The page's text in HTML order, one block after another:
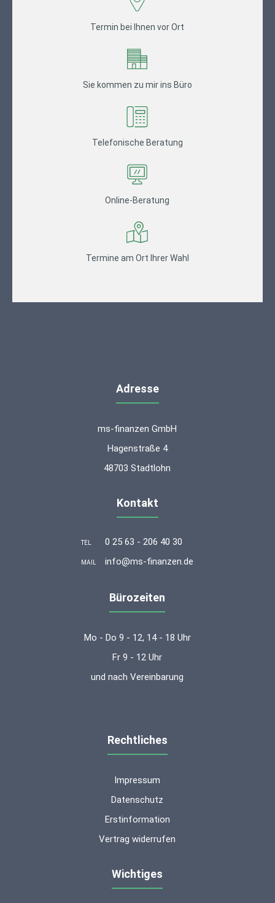
Termin bei Ihnen vor Ort
Sie kommen zu mir ins Büro
Telefonische Beratung
Online-Beratung
Termine am Ort Ihrer Wahl
Adresse
ms-finanzen GmbH
Hagenstraße 4
48703 Stadtlohn
Kontakt
TEL 0 25 63 - 206 40 30
MAIL info@ms-finanzen.de
Bürozeiten
Mo - Do 9 - 12, 14 - 18 Uhr
Fr 9 - 12 Uhr
und nach Vereinbarung
Rechtliches
Impressum
Datenschutz
Erstinformation
Vertrag widerrufen
Wichtiges